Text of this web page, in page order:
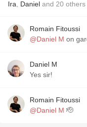
Ira Daniel and 20 others
Romain Fitoussi
@Daniel M on
Daniel M
Yes sir!
Romain Fitoussi
@Daniel M 🫡